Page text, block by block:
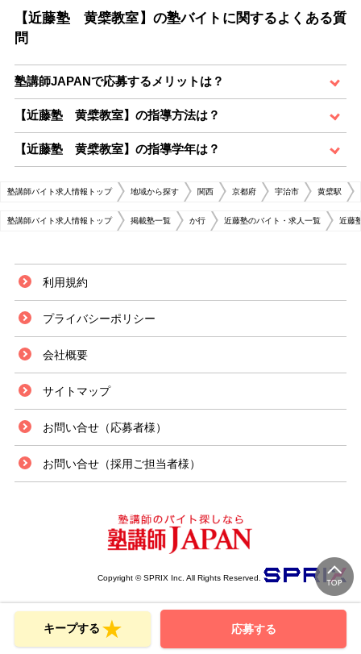
【近藤塾 黄檗教室】の塾バイトに関するよくある質
問
塾講師JAPANで応募するメリットは？
【近藤塾 黄檗教室】の指導方法は？
【近藤塾 黄檗教室】の指導学年は？
塾講師バイト求人情報トップ 地域から探す 関西 京都府 宇治市 黄檗駅
塾講師バイト求人情報トップ 掲載塾一覧 か行 近藤塾のバイト・求人一覧 近藤
キープする 応募する
利用規約
プライバシーポリシー
会社概要
サイトマップ
お問い合せ（応募者様）
お問い合せ（採用ご担当者様）
Copyright © SPRIX Inc. All Rights Reserved.